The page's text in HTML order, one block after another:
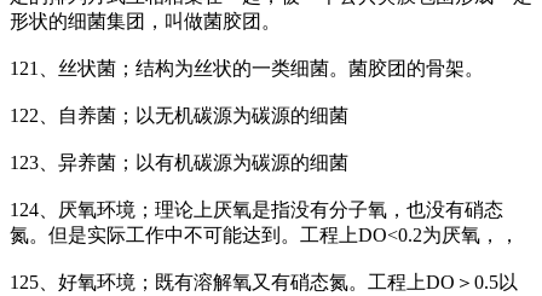
形状的细菌集团，叫做菌胶团。
121、丝状菌；结构为丝状的一类细菌。菌胶团的骨架。
122、自养菌；以无机碳源为碳源的细菌
123、异养菌；以有机碳源为碳源的细菌
124、厌氧环境；理论上厌氧是指没有分子氧，也没有硝态
氮。但是实际工作中不可能达到。工程上DO<0.2为厌氧，，
125、好氧环境；既有溶解氧又有硝态氮。工程上DO＞0.5以